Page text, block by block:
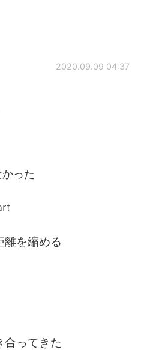
中文
2020.09.09 04:37
った
離を縮める
合ってきた